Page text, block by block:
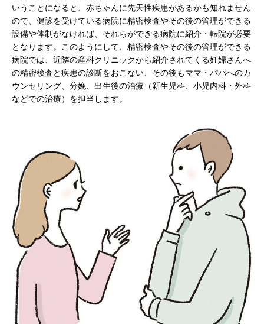
いうことになると、赤ちゃんに先天性疾患があるかも知れません
ので、健診を受けている病院に精密検査やその後の管理ができる
設備や体制がなければ、それらができる病院に紹介・転院が必要
となります。このようにして、精密検査やその後の管理ができる
病院では、近隣の産科クリニックから紹介されてくる妊婦さんへ
の精密検査と疾患の診断をおこない、その後もママ・パパへのカ
ウンセリング、分娩、出生後の治療（新生児科、小児内科・外科
などでの治療）を担当します。